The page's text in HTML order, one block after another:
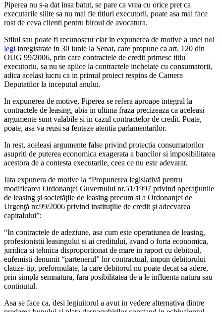
Piperea nu s-a dat insa batut, se pare ca vrea cu orice pret ca
executarile silite sa nu mai fie titluri executorii, poate asa mai face
rost de ceva clienti pentru biroul de avocatura.
Stilul sau poate fi recunoscut clar in expunerea de motive a unei noi
legi inregistrate in 30 iunie la Senat, care propune ca art. 120 din
OUG 99/2006, prin care contractele de credit primesc titlu
executoriu, sa nu se aplice la contractele incheiate cu consumatorii,
adica acelasi lucru ca in primul proiect respins de Camera
Deputatilor la inceputul anului.
In expunerea de motive, Piperea se refera aproape integral la
contractele de leasing, abia in ultima fraza precizeaza ca aceleasi
argumente sunt valabile si in cazul contractelor de credit. Poate,
poate, asa va reusi sa fenteze atentia parlamentarilor.
In rest, aceleasi argumente false privind protectia consumatorilor
asupriti de puterea economica exagerata a bancilor si imposibilitatea
acestora de a contesta executarile, ceea ce nu este adevarat.
Iata expunera de motive la “Propunerea legislativă pentru
modificarea Ordonanţei Guvernului nr.51/1997 privind operaţiunile
de leasing şi societăţile de leasing precum si a Ordonanţei de
Urgenţă nr.99/2006 privind instituţiile de credit şi adecvarea
capitalului”:
“In contractele de adeziune, asa cum este operatiunea de leasing,
profesionistii leasingului si ai creditului, avand o forta economica,
juridica si tehnica disproportionat de mare in raport cu debitoul,
eufemisti denumit “partenerul” lor contractual, impun debitorului
clauze-tip, preformulate, la care debitorul nu poate decat sa adere,
prin simpla semnatura, fara posibilitatea de a le influenta natura sau
continutul.
Asa se face ca, desi legiuitorul a avut in vedere alternativa dintre